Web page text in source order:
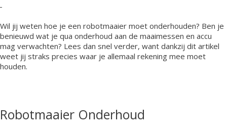
Wil jij weten hoe je een robotmaaier moet onderhouden? Ben je
benieuwd wat je qua onderhoud aan de maaimessen en accu
mag verwachten? Lees dan snel verder, want dankzij dit artikel
weet jij straks precies waar je allemaal rekening mee moet
houden.
Robotmaaier Onderhoud